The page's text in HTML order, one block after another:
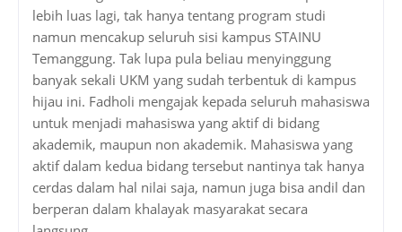
lebih luas lagi, tak hanya tentang program studi
namun mencakup seluruh sisi kampus STAINU
Temanggung. Tak lupa pula beliau menyinggung
banyak sekali UKM yang sudah terbentuk di kampus
hijau ini. Fadholi mengajak kepada seluruh mahasiswa
untuk menjadi mahasiswa yang aktif di bidang
akademik, maupun non akademik. Mahasiswa yang
aktif dalam kedua bidang tersebut nantinya tak hanya
cerdas dalam hal nilai saja, namun juga bisa andil dan
berperan dalam khalayak masyarakat secara